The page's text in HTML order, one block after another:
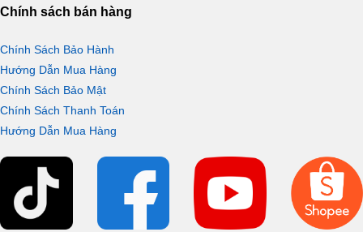
Chính sách bán hàng
Chính Sách Bảo Hành
Hướng Dẫn Mua Hàng
Chính Sách Bảo Mật
Chính Sách Thanh Toán
Hướng Dẫn Mua Hàng